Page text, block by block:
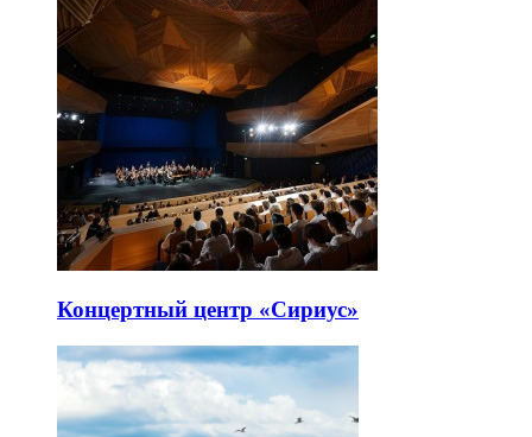
Концертный центр «Сириус»